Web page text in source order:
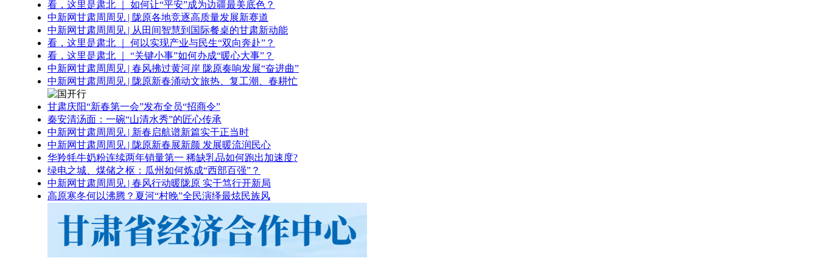
看，这里是肃北 ｜ 如何让“平安”成为边疆最美底色？
中新网甘肃周周见 | 陇原各地竞逐高质量发展新赛道
中新网甘肃周周见 | 从田间智慧到国际餐桌的甘肃新动能
看，这里是肃北 ｜ 何以实现产业与民生“双向奔赴”？
看，这里是肃北 ｜ “关键小事”如何办成“暖心大事”？
中新网甘肃周周见 | 春风拂过黄河岸 陇原奏响发展“奋进曲”
中新网甘肃周周见 | 陇原新春涌动文旅热、复工潮、春耕忙
甘肃庆阳“新春第一会”发布全员“招商令”
秦安清汤面：一碗“山清水秀”的匠心传承
中新网甘肃周周见 | 新春启航谱新篇实干正当时
中新网甘肃周周见 | 陇原新春展新颜 发展暖流润民心
华羚牦牛奶粉连续两年销量第一 稀缺乳品如何跑出加速度?
绿电之城、煤储之枢：瓜州如何炼成“西部百强”？
中新网甘肃周周见 | 春风行动暖陇原 实干笃行开新局
高原寒冬何以沸腾？夏河“村晚”全民演绎最炫民族风